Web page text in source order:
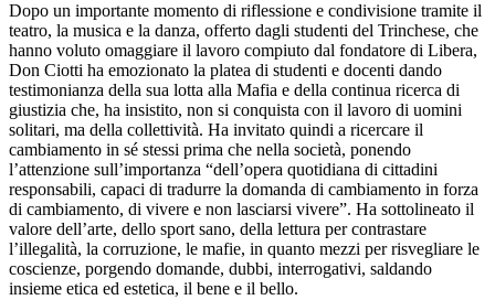
Dopo un importante momento di riflessione e condivisione tramite il
teatro, la musica e la danza, offerto dagli studenti del Trinchese, che
hanno voluto omaggiare il lavoro compiuto dal fondatore di Libera,
Don Ciotti ha emozionato la platea di studenti e docenti dando
testimonianza della sua lotta alla Mafia e della continua ricerca di
giustizia che, ha insistito, non si conquista con il lavoro di uomini
solitari, ma della collettività. Ha invitato quindi a ricercare il
cambiamento in sé stessi prima che nella società, ponendo
l’attenzione sull’importanza “dell’opera quotidiana di cittadini
responsabili, capaci di tradurre la domanda di cambiamento in forza
di cambiamento, di vivere e non lasciarsi vivere”. Ha sottolineato il
valore dell’arte, dello sport sano, della lettura per contrastare
l’illegalità, la corruzione, le mafie, in quanto mezzi per risvegliare le
coscienze, porgendo domande, dubbi, interrogativi, saldando
insieme etica ed estetica, il bene e il bello.